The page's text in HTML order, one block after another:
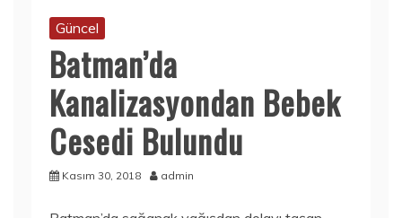
Güncel
Batman’da
Kanalizasyondan Bebek
Cesedi Bulundu
Kasım 30, 2018 admin